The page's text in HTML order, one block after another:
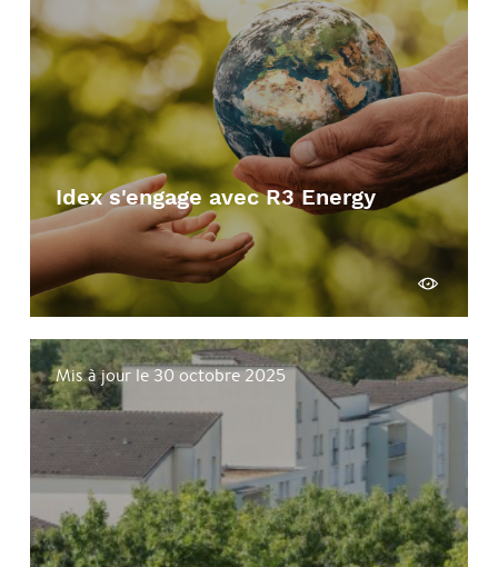
Idex s'engage avec R3 Energy
Voir
Mis à jour le 30 octobre 2025